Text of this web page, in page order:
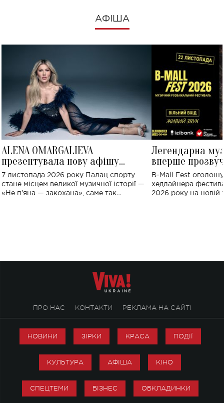
АФІША
ALENA OMARGALIEVA
презентувала нову афішу
великого концерту в Палаці
спорту
7 листопада 2026 року Палац спорту
стане місцем великої музичної історії —
«Не пʼяна — закохана», саме так
Легендарна
вперше
Україні: де
B-Mall Fest
хедлайнера
2026 року на новій
ПРО НАС КОНТАКТИ РЕКЛАМА НА САЙТІ
НОВИНИ ЗІРКИ КРАСА ПОДІЇ
КУЛЬТУРА АФІША КІНО
СПЕЦТЕМИ БІЗНЕС ОБКЛАДИНКИ